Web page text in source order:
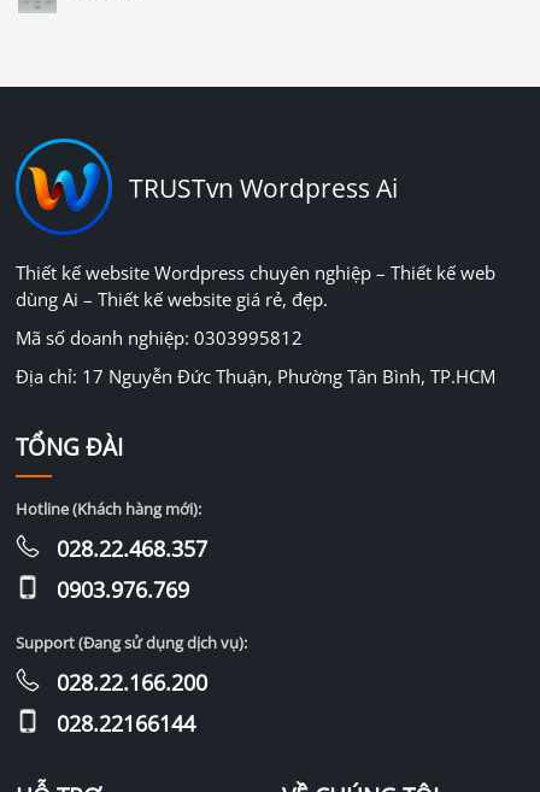
TRUSTvn Wordpress Ai
Thiết kế website Wordpress chuyên nghiệp – Thiết kế web
dùng Ai – Thiết kế website giá rẻ, đẹp.
Mã số doanh nghiệp: 0303995812
Địa chỉ: 17 Nguyễn Đức Thuận, Phường Tân Bình, TP.HCM
TỔNG ĐÀI
Hotline (Khách hàng mới):
028.22.468.357
0903.976.769
Support (Đang sử dụng dịch vụ):
028.22.166.200
028.22166144